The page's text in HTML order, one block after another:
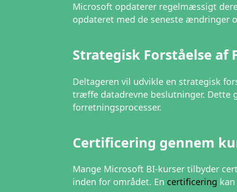
Microsoft opdaterer regelmæssigt
opdateret med de seneste ændringer
Strategisk Forståelse af
Deltageren vil udvikle en strategisk
træffe datadrevne beslutninger. Dette
forretningsprocesser.
Certificering gennem
Mange Microsoft BI-kurser tilbyder
inden for området. En certificering